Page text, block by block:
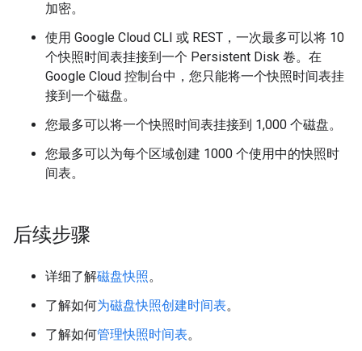
加密。
使用 Google Cloud CLI 或 REST，一次最多可以将 10
个快照时间表挂接到一个 Persistent Disk 卷。在
Google Cloud 控制台中，您只能将一个快照时间表挂
接到一个磁盘。
您最多可以将一个快照时间表挂接到 1,000 个磁盘。
您最多可以为每个区域创建 1000 个使用中的快照时
间表。
后续步骤
详细了解磁盘快照。
了解如何为磁盘快照创建时间表。
了解如何管理快照时间表。